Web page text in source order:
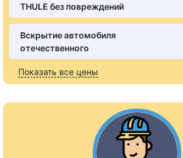
THULE без повреждений
Вскрытие автомобиля
отечественного
Показать все цены